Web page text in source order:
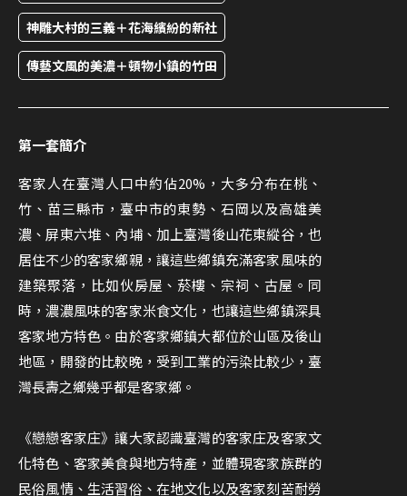
神雕大村的三義＋花海繽紛的新社
傳藝文風的美濃＋頓物小鎮的竹田
第一套簡介
客家人在臺灣人口中約佔20%，大多分布在桃、
竹、苗三縣市，臺中市的東勢、石岡以及高雄美
濃、屏東六堆、內埔、加上臺灣後山花東縱谷，也
居住不少的客家鄉親，讓這些鄉鎮充滿客家風味的
建築聚落，比如伙房屋、菸樓、宗祠、古屋。同
時，濃濃風味的客家米食文化，也讓這些鄉鎮深具
客家地方特色。由於客家鄉鎮大都位於山區及後山
地區，開發的比較晚，受到工業的污染比較少，臺
灣長壽之鄉幾乎都是客家鄉。
《戀戀客家庄》讓大家認識臺灣的客家庄及客家文
化特色、客家美食與地方特產，並體現客家族群的
民俗風情、生活習俗、在地文化以及客家刻苦耐勞